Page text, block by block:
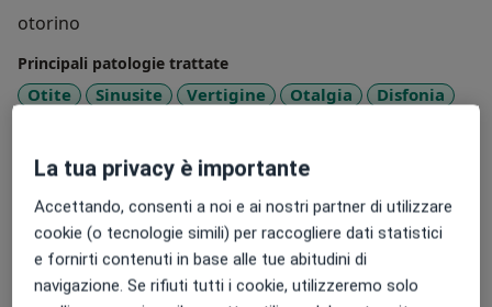
otorino
Principali patologie trattate
Otite Sinusite Vertigine Otalgia Disfonia
Presso questo indirizzo visito
Adulti
Bambini a partire da 4 anni
Mostra dettagli
La tua privacy è importante
Accettando, consenti a noi e ai nostri partner di utilizzare
cookie (o tecnologie simili) per raccogliere dati statistici
e fornirti contenuti in base alle tue abitudini di
navigazione. Se rifiuti tutti i cookie, utilizzeremo solo